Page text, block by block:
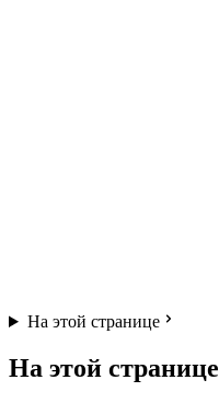
На этой странице
На этой странице